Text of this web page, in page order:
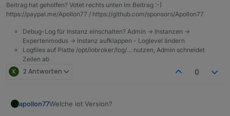
Beitrag hat geholfen? Votet rechts unten im Beitrag :-)
https://paypal.me/Apollon77 / https://github.com/sponsors/Apollon77
Debug-Log für Instanz einschalten? Admin -> Instanzen ->
Expertenmodus -> Instanz aufklappen - Loglevel ändern
Logfiles auf Platte /opt/iobroker/log/… nutzen, Admin schneidet
Zeilen ab
K 2 Antworten 0
apollon77Welche iot Version?